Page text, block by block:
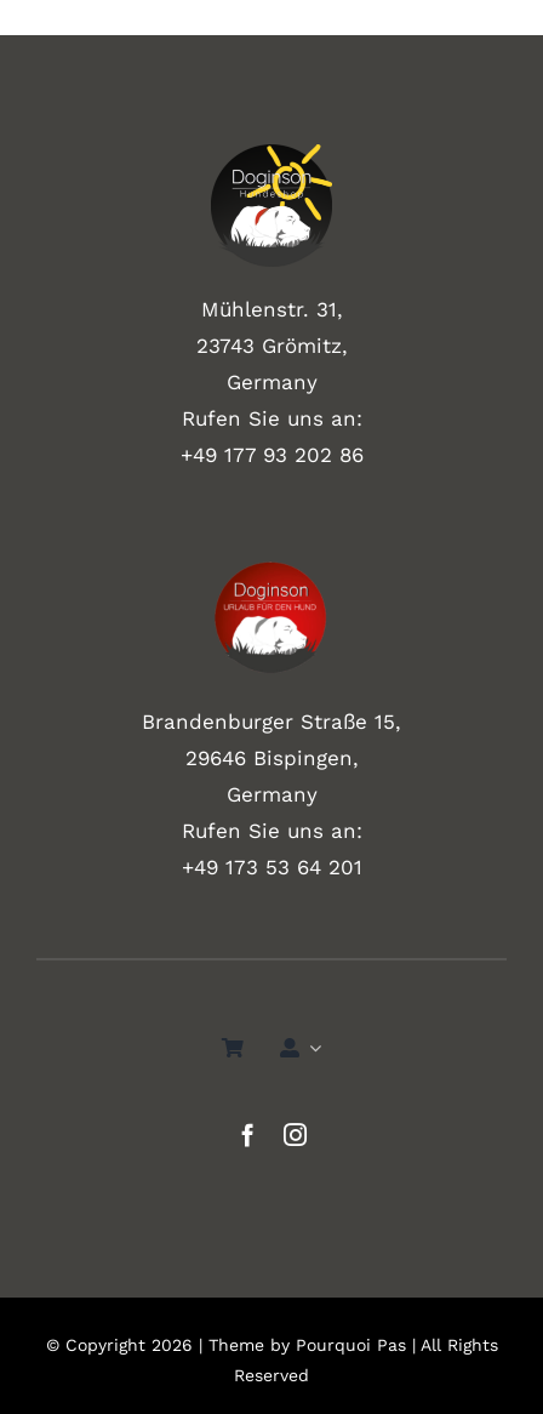
Mühlenstr. 31,
23743 Grömitz,
Germany
Rufen Sie uns an:
+49 177 93 202 86
Brandenburger Straße 15,
29646 Bispingen,
Germany
Rufen Sie uns an:
+49 173 53 64 201
© Copyright 2026 | Theme by Pourquoi Pas| All Rights
Reserved